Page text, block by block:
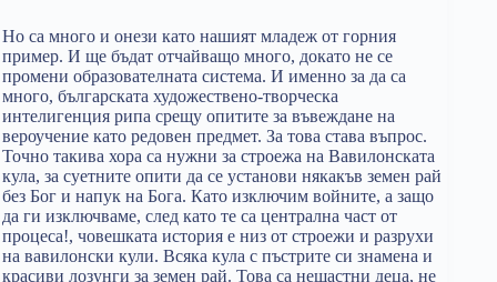
Но са много и онези като нашият младеж от горния
пример. И ще бъдат отчайващо много, докато не се
промени образователната система. И именно за да са
много, българската художествено-творческа
интелигенция рипа срещу опитите за въвеждане на
вероучение като редовен предмет. За това става въпрос.
Точно такива хора са нужни за строежа на Вавилонската
кула, за суетните опити да се установи някакъв земен рай
без Бог и напук на Бога. Като изключим войните, а защо
да ги изключваме, след като те са централна част от
процеса!, човешката история е низ от строежи и разрухи
на вавилонски кули. Всяка кула с пъстрите си знамена и
красиви лозунги за земен рай. Това са нещастни деца, не